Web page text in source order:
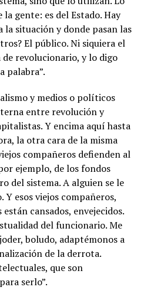
la gente: es del Estado. Hay
situación y donde pasan las
El público. Ni siquiera el
de revolucionario, y lo digo
palabra”.
y medios o políticos
entre revolución y
Y encima aquí hasta
la otra cara de la misma
compañeros defienden al
ejemplo, de los fondos
del sistema. A alguien se le
Y esos viejos compañeros,
cansados, envejecidos.
del funcionario. Me
boludo, adaptémonos a
de la derrota.
que son
serlo”.